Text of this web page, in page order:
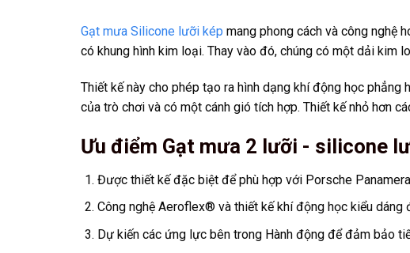
Gạt mưa Silicone lưỡi kép mang phong cách và công nghệ
có khung hình kim loại. Thay vào đó, chúng có một dải kim
Thiết kế này cho phép tạo ra hình dạng khí động học
của trò chơi và có một cánh gió tích hợp. Thiết kế nhỏ hơn
Ưu điểm Gạt mưa 2 lưỡi - silicone
Được thiết kế đặc biệt để phù hợp với Porsche Panamera
Công nghệ Aeroflex® và thiết kế khí động học kiểu
Dự kiến ​​​​các ứng lực bên trong Hành động để đảm bảo